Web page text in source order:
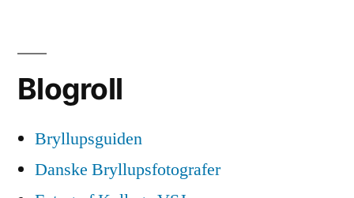
Blogroll
Bryllupsguiden
Danske Bryllupsfotografer